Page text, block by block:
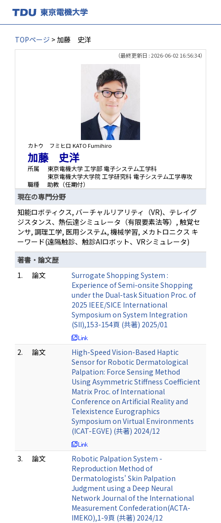
TOPページ > 加藤 史洋
（最終更新日 : 2026-06-02 16:56:34）
カトウ フミヒロ KATO Fumihiro
加藤 史洋
所属
東京電機大学 工学部 電子システム工学科
東京電機大学大学院 工学研究科 電子システム工学専攻
職種
助教（任期付）
現在の専門分野
知能ロボティクス, バーチャルリアリティ（VR)、テレイグ
ジスタンス、熱伝達シミュレータ（有限要素法等）, 触覚セ
ンサ, 調理工学, 医用システム, 機械学習, メカトロニクス キ
ーワード(遠隔触診、触診AIロボット、VRシミュレータ)
著書・論文歴
1.
論文
Surrogate Shopping System :
Experience of Semi-onsite Shopping
under the Dual-task Situation Proc. of
2025 IEEE/SICE International
Symposium on System Integration
(SII),153-154頁 (共著) 2025/01
2. 論文
High-Speed Vision-Based Haptic
Sensor for Robotic Dermatological
Palpation: Force Sensing Method
Using Asymmetric Stiffness Coefficient
Matrix Proc. of International
Conference on Artificial Reality and
Telexistence Eurographics
Symposium on Virtual Environments
(ICAT-EGVE) (共著) 2024/12
3. 論文
Robotic Palpation System -
Reproduction Method of
Dermatologists' Skin Palpation
Judgment using a Deep Neural
Network Journal of the International
Measurement Confederation(ACTA-
IMEKO),1-9頁 (共著) 2024/12